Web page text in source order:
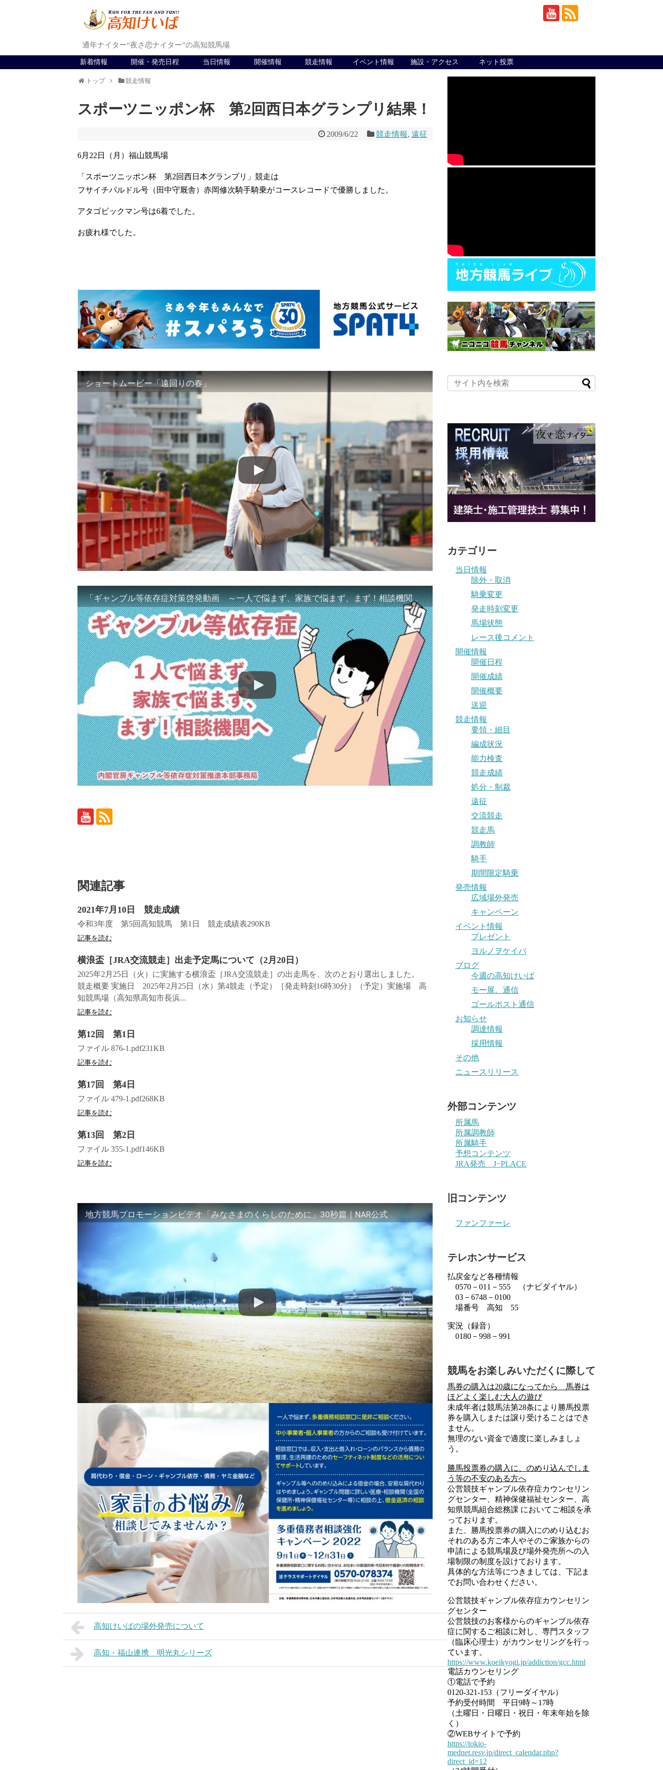
通年ナイター“夜さ恋ナイター”の高知競馬場
新着情報 開催・発売日程 当日情報 開催情報 競走情報 イベント情報 施設・アクセス ネット投票
トップ 競走情報
スポーツニッポン杯 第2回西日本グランプリ結果！
2009/6/22 競走情報, 遠征
6月22日（月）福山競馬場
「スポーツニッポン杯 第2回西日本グランプリ」競走は
フサイチバルドル号（田中守厩舎）赤岡修次騎手騎乗がコースレコードで優勝しました。
アタゴビックマン号は6着でした。
お疲れ様でした。
ショートムービー「遠回りの春」
「ギャンブル等依存症対策啓発動画 ～一人で悩まず、家族で悩まず、まず！相談機関へ～」
関連記事
2021年7月10日 競走成績
令和3年度 第5回高知競馬 第1日 競走成績表290KB
記事を読む
横浪盃［JRA交流競走］出走予定馬について（2月20日）
2025年2月25日（火）に実施する横浪盃［JRA交流競走］の出走馬を、次のとおり選出しました。
競走概要 実施日 2025年2月25日（水）第4競走（予定）［発走時刻16時30分］（予定）実施場 高
知競馬場（高知県高知市長浜...
記事を読む
第12回 第1日
ファイル 876-1.pdf231KB
記事を読む
第17回 第4日
ファイル 479-1.pdf268KB
記事を読む
第13回 第2日
ファイル 355-1.pdf146KB
記事を読む
地方競馬プロモーションビデオ「みなさまのくらしのために」30秒篇｜NAR公式
高知けいばの場外発売について
高知・福山連携 明光丸シリーズ
カテゴリー
当日情報
除外・取消
騎乗変更
発走時刻変更
馬場状態
レース後コメント
開催情報
開催日程
開催成績
開催概要
送迎
競走情報
要領・細目
編成状況
能力検査
競走成績
処分・制裁
遠征
交流競走
競走馬
調教師
騎手
期間限定騎乗
発売情報
広域場外発売
キャンペーン
イベント情報
プレゼント
ヨルノヲケイバ
ブログ
今週の高知けいば
モー展。通信
ゴールポスト通信
お知らせ
調達情報
採用情報
その他
ニュースリリース
外部コンテンツ
所属馬
所属調教師
所属騎手
予想コンテンツ
JRA発売 J−PLACE
旧コンテンツ
ファンファーレ
テレホンサービス
払戻金など各種情報
0570－011－555 （ナビダイヤル）
03－6748－0100
場番号 高知 55
実況（録音）
0180－998－991
競馬をお楽しみいただくに際して
馬券の購入は20歳になってから 馬券は
ほどよく楽しむ大人の遊び
未成年者は競馬法第28条により勝馬投票
券を購入しまたは譲り受けることはでき
ません。
無理のない資金で適度に楽しみましょ
う。
勝馬投票券の購入に、のめり込んでしま
う等の不安のある方へ
公営競技ギャンブル依存症カウンセリン
グセンター、精神保健福祉センター、高
知県競馬組合総務課 においてご相談を承
っております。
また、勝馬投票券の購入にのめり込むお
それのある方ご本人やそのご家族からの
申請による競馬場及び場外発売所への入
場制限の制度を設けております。
具体的な方法等につきましては、下記ま
でお問い合わせください。
公営競技ギャンブル依存症カウンセリン
グセンター
公営競技のお客様からのギャンブル依存
症に関するご相談に対し、専門スタッフ
（臨床心理士）がカウンセリングを行っ
ています。
https://www.koeikyogi.jp/addiction/gcc.html
電話カウンセリング
①電話で予約
0120-321-153（フリーダイヤル）
予約受付時間 平日9時～17時
（土曜日・日曜日・祝日・年末年始を除
く）
②WEBサイトで予約
https://tokio-
mednet.resv.jp/direct_calendar.php?
direct_id=12